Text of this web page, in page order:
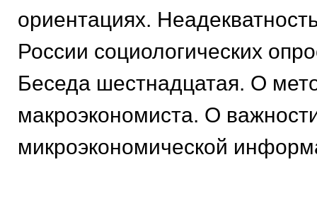
ориентациях.
России социологических
Беседа шестнадцатая. О
макроэкономиста. О
микроэкономической